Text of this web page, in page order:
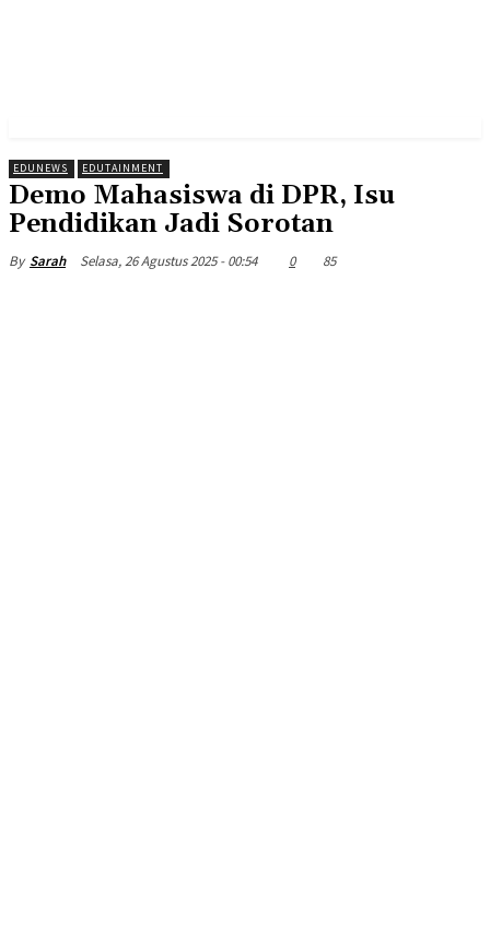
EDUNEWS EDUTAINMENT
Demo Mahasiswa di DPR, Isu
Pendidikan Jadi Sorotan
By Sarah Selasa, 26 Agustus 2025 - 00:54 0 85